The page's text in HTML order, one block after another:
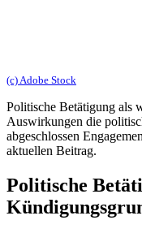
(c) Adobe Stock
Politische Betätigung als
Auswirkungen die
abgeschlossen
aktuellen Beitrag.
Politische